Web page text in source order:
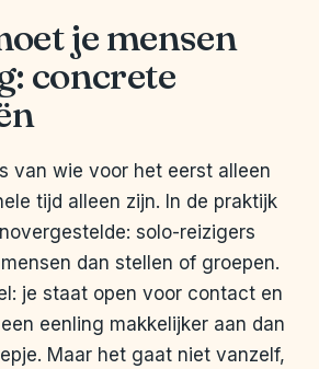
je mensen
concrete
van wie voor het eerst alleen
tijd alleen zijn. In de praktijk
solo-reizigers
dan stellen of groepen.
je staat open voor contact en
eenling makkelijker aan dan
Maar het gaat niet vanzelf,